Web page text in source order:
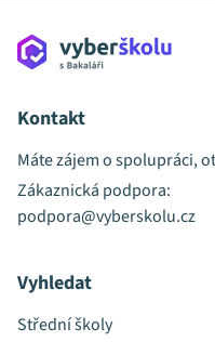
Kontakt
Máte zájem o spolupráci,
Zákaznická podpora:
podpora@vyberskolu.cz
Vyhledat
Střední školy